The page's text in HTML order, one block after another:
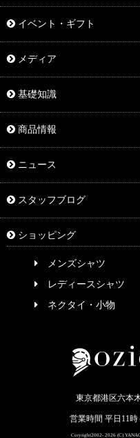
イベント・ギフト
メディア
基礎知識
商品情報
ニュース
スタッフブログ
ショッピング
メンズシャツ
レディースシャツ
ネクタイ・小物
東京都港区六本
営業時間 平日11
Coryright2002- 2026 (C)